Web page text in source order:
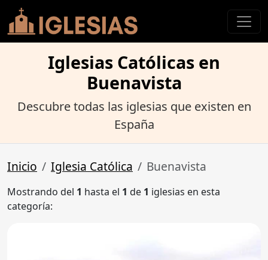
Iglesias Católicas en
Buenavista
Descubre todas las iglesias que existen en
España
Inicio Iglesia Católica Buenavista
Mostrando del 1 hasta el 1 de 1 iglesias en esta
categoría: